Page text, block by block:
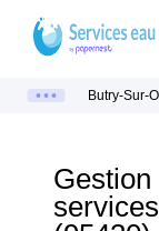
Butry-Sur-
Gestion